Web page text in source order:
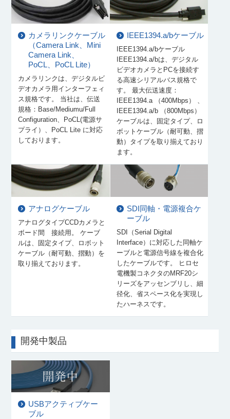
カメラリンクケーブル
（Camera Link、Mini
Camera Link、
PoCL、PoCL Lite）
カメラリンクは、デジタルビ
デオカメラ用インターフェィ
ス規格です。 当社は、伝送
規格：Base/Mediumu/Full
Configuration、PoCL(電源サ
プライ）、PoCL Lite に対応
しております。
IEEE1394.a/bケーブル
IEEE1394.a/bケーブル
IEEE1394.a/bは、デジタル
ビデオカメラとPCを接続す
る高速シリアルバス規格で
す。 最大伝送速度：
IEEE1394.a （400Mbps） 、
IEEE1394.a/b （800Mbps）
ケーブルは、固定タイプ、ロ
ボットケーブル（耐可動、摺
動）タイプを取り揃えており
ます。
アナログケーブル
アナログタイプCCDカメラと
ボード間 接続用。 ケーブ
ルは、固定タイプ、ロボット
ケーブル（耐可動、摺動）を
取り揃えております。
SDI同軸・電源複合ケ
ーブル
SDI（Serial Digital
Interface）に対応した同軸ケ
ーブルと電源信号線を複合化
したケーブルです。 ヒロセ
電機製コネクタのMRF20シ
リーズをアッセンブリし、細
径化、省スペース化を実現し
たハーネスです。
開発中製品
USBアクティブケー
ブル